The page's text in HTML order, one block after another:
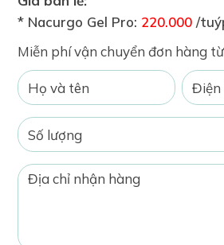
* Nacurgo Gel Pro: 220.000 /
Miễn phí vận chuyển đơn hàng